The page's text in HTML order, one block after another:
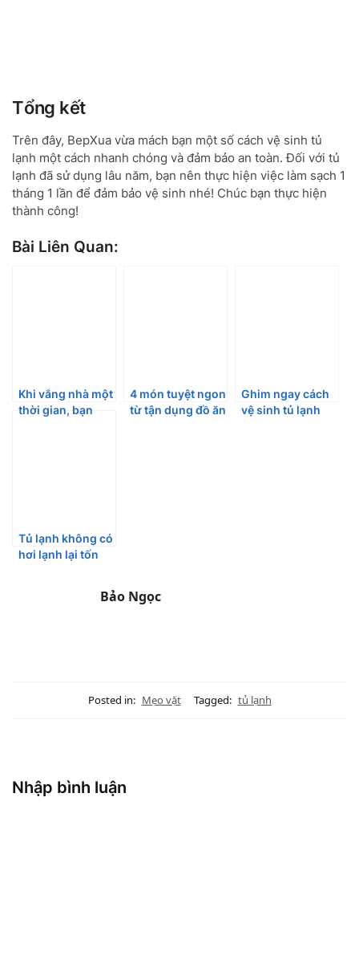
Tổng kết
Trên đây, BepXua vừa mách bạn một số cách vệ sinh tủ
lạnh một cách nhanh chóng và đảm bảo an toàn. Đối với tủ
lạnh đã sử dụng lâu năm, bạn nên thực hiện việc làm sạch 1
tháng 1 lần để đảm bảo vệ sinh nhé! Chúc bạn thực hiện
thành công!
Bài Liên Quan:
Khi vắng nhà một
thời gian, bạn
4 món tuyệt ngon
từ tận dụng đồ ăn
Ghim ngay cách
vệ sinh tủ lạnh
Tủ lạnh không có
hơi lạnh lại tốn
Bảo Ngọc
Posted in: Mẹo vặt Tagged: tủ lạnh
Nhập bình luận